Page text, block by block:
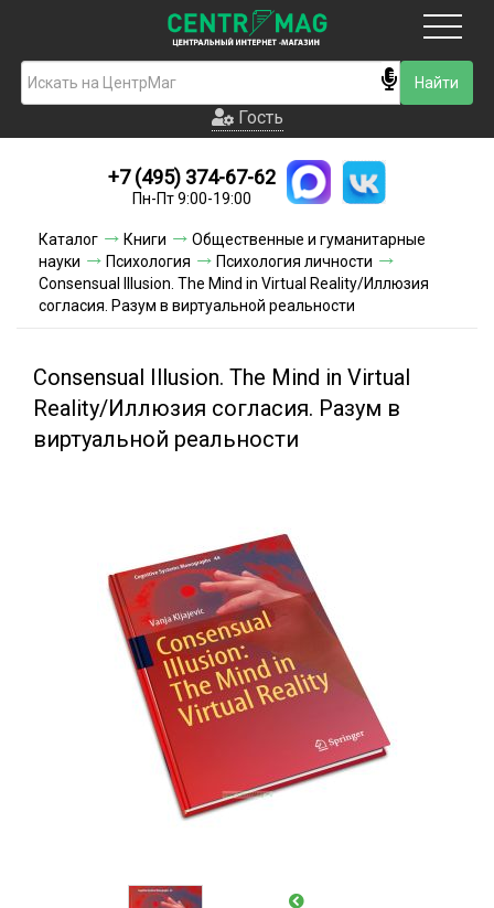
Гость
Новинки
Условия доставки
Условия оплаты
Акции и скидки
Гость
+7 (495) 374-67-62
Пн-Пт 9:00-19:00
Каталог Книги
Общественные и гуманитарные
науки
Психология
Психология личности
Consensual Illusion. The Mind in Virtual Reality/Иллюзия
согласия. Разум в виртуальной реальности
Consensual Illusion. The Mind in Virtual
Reality/Иллюзия согласия. Разум в
виртуальной реальности